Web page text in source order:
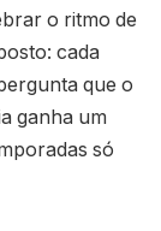
o ritmo de
cada
que o
ganha um
só